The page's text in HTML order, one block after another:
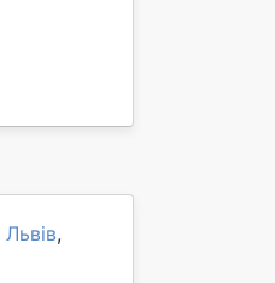
Львів,